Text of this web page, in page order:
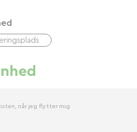
når jeg flytter mig